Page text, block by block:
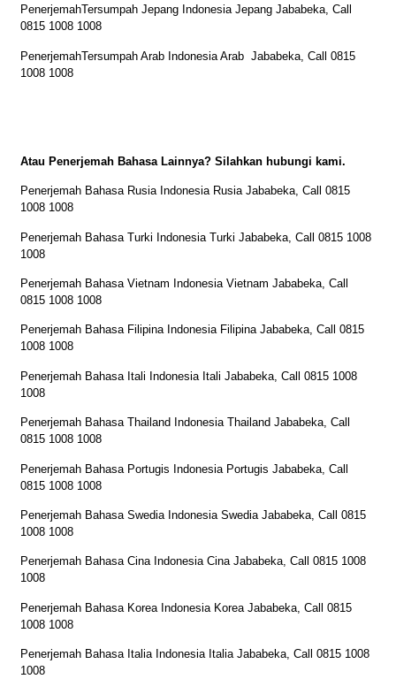
PenerjemahTersumpah Jepang Indonesia Jepang Jababeka, Call
0815 1008 1008
PenerjemahTersumpah Arab Indonesia Arab Jababeka, Call 0815
1008 1008
Atau Penerjemah Bahasa Lainnya? Silahkan hubungi kami.
Penerjemah Bahasa Rusia Indonesia Rusia Jababeka, Call 0815
1008 1008
Penerjemah Bahasa Turki Indonesia Turki Jababeka, Call 0815 1008
1008
Penerjemah Bahasa Vietnam Indonesia Vietnam Jababeka, Call
0815 1008 1008
Penerjemah Bahasa Filipina Indonesia Filipina Jababeka, Call 0815
1008 1008
Penerjemah Bahasa Itali Indonesia Itali Jababeka, Call 0815 1008
1008
Penerjemah Bahasa Thailand Indonesia Thailand Jababeka, Call
0815 1008 1008
Penerjemah Bahasa Portugis Indonesia Portugis Jababeka, Call
0815 1008 1008
Penerjemah Bahasa Swedia Indonesia Swedia Jababeka, Call 0815
1008 1008
Penerjemah Bahasa Cina Indonesia Cina Jababeka, Call 0815 1008
1008
Penerjemah Bahasa Korea Indonesia Korea Jababeka, Call 0815
1008 1008
Penerjemah Bahasa Italia Indonesia Italia Jababeka, Call 0815 1008
1008